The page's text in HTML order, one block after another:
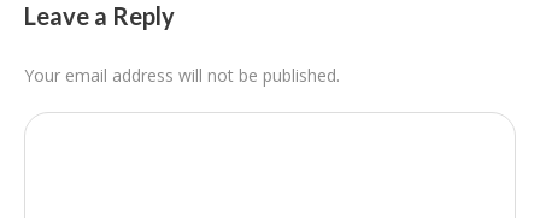
Leave a Reply
Your email address will not be published.